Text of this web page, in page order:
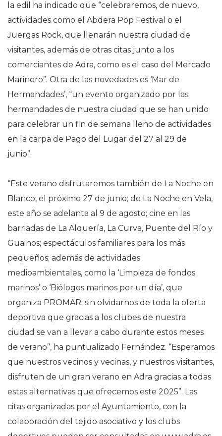
la edil ha indicado que “celebraremos, de nuevo,
actividades como el Abdera Pop Festival o el
Juergas Rock, que llenarán nuestra ciudad de
visitantes, además de otras citas junto a los
comerciantes de Adra, como es el caso del Mercado
Marinero”. Otra de las novedades es ‘Mar de
Hermandades’, “un evento organizado por las
hermandades de nuestra ciudad que se han unido
para celebrar un fin de semana lleno de actividades
en la carpa de Pago del Lugar del 27 al 29 de
junio”.
“Este verano disfrutaremos también de La Noche en
Blanco, el próximo 27 de junio; de La Noche en Vela,
este año se adelanta al 9 de agosto; cine en las
barriadas de La Alquería, La Curva, Puente del Río y
Guainos; espectáculos familiares para los más
pequeños; además de actividades
medioambientales, como la ‘Limpieza de fondos
marinos’ o ‘Biólogos marinos por un día’, que
organiza PROMAR; sin olvidarnos de toda la oferta
deportiva que gracias a los clubes de nuestra
ciudad se van a llevar a cabo durante estos meses
de verano”, ha puntualizado Fernández. “Esperamos
que nuestros vecinos y vecinas, y nuestros visitantes,
disfruten de un gran verano en Adra gracias a todas
estas alternativas que ofrecemos este 2025”. Las
citas organizadas por el Ayuntamiento, con la
colaboración del tejido asociativo y los clubs